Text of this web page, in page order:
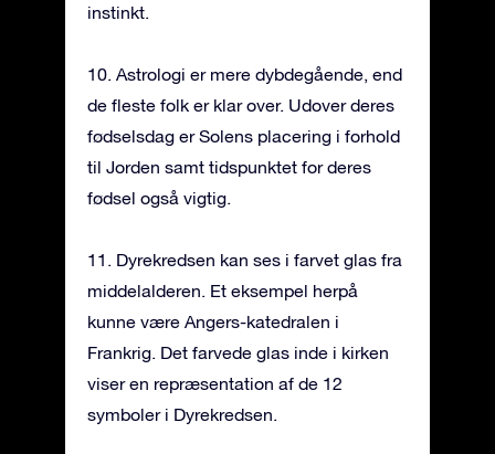
instinkt.
10. Astrologi er mere dybdegående, end
de fleste folk er klar over. Udover deres
fødselsdag er Solens placering i forhold
til Jorden samt tidspunktet for deres
fødsel også vigtig.
11. Dyrekredsen kan ses i farvet glas fra
middelalderen. Et eksempel herpå
kunne være Angers-katedralen i
Frankrig. Det farvede glas inde i kirken
viser en repræsentation af de 12
symboler i Dyrekredsen.